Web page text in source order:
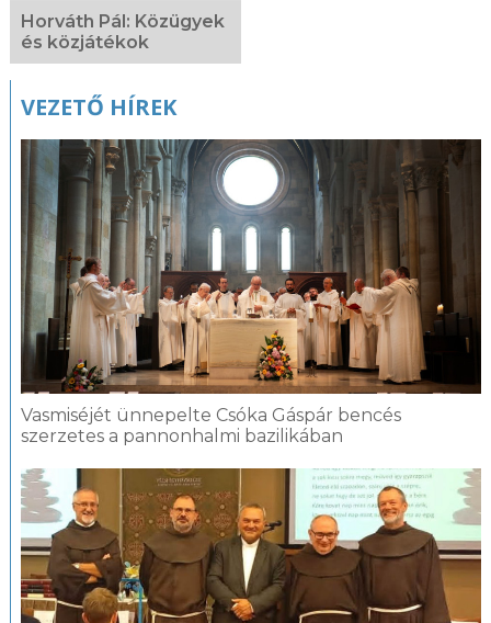
Horváth Pál: Közügyek
és közjátékok
VEZETŐ HÍREK
Vasmiséjét ünnepelte Csóka Gáspár bencés
szerzetes a pannonhalmi bazilikában